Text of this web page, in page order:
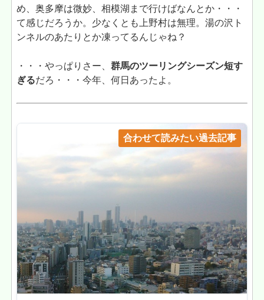
め、奥多摩は微妙、相模湖まで行けばなんとか・・・
て感じだろうか。少なくとも上野村は無理。湯の沢ト
ンネルのあたりとか凍ってるんじゃね？
・・・やっぱりさー、群馬のツーリングシーズン短す
ぎるだろ・・・今年、何日あったよ。
合わせて読みたい過去記事